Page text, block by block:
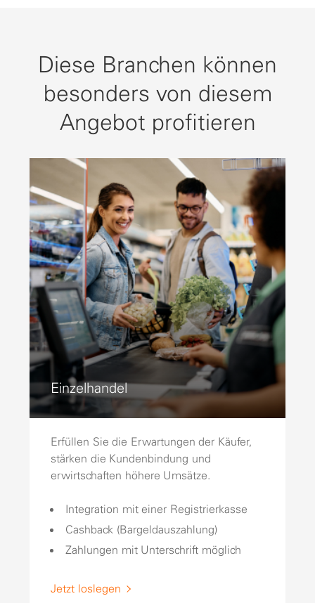
Diese Branchen können
besonders von diesem
Angebot profitieren
Einzelhandel
Erfüllen Sie die Erwartungen der Käufer,
stärken die Kundenbindung und
erwirtschaften höhere Umsätze.
Integration mit einer Registrierkasse
Cashback (Bargeldauszahlung)
Zahlungen mit Unterschrift möglich
Jetzt loslegen